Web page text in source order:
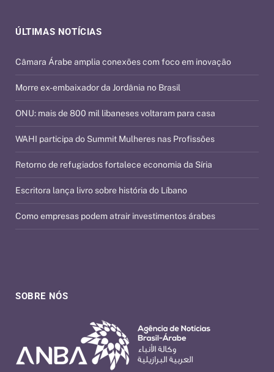
SOBRE NÓS
ÚLTIMAS NOTÍCIAS
Câmara Árabe amplia conexões com foco em inovação
Morre ex-embaixador da Jordânia no Brasil
ONU: mais de 800 mil libaneses voltaram para casa
WAHI participa do Summit Mulheres nas Profissões
Retorno de refugiados fortalece economia da Síria
Escritora lança livro sobre história do Líbano
Como empresas podem atrair investimentos árabes